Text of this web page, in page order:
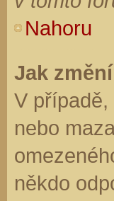
Nahoru
Jak
V případě,
nebo
někdo